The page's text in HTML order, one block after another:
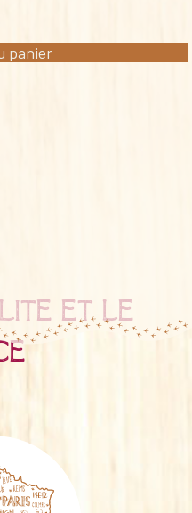
panier
et le